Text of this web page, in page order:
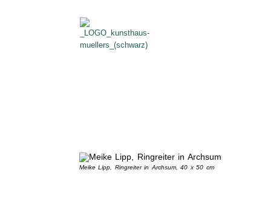
Meike Lipp, Ringreiter in Archsum, 40 x 50 cm